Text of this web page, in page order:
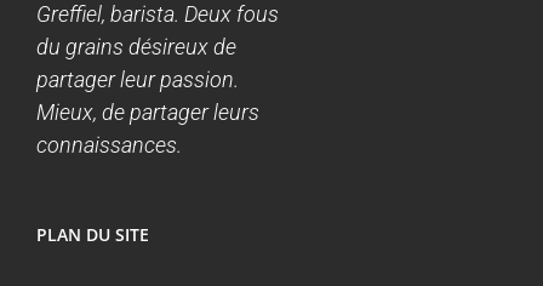
Greffiel, barista. Deux fous
du grains désireux de
partager leur passion.
Mieux, de partager leurs
connaissances.
PLAN DU SITE